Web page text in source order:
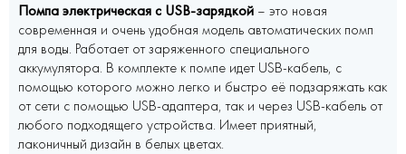
Помпа электрическая с USB-зарядкой – это новая
современная и очень удобная модель автоматических помп
для воды. Работает от заряженного специального
аккумулятора. В комплекте к помпе идет USB-кабель, с
помощью которого можно легко и быстро её подзаряжать как
от сети с помощью USB-адаптера, так и через USB-кабель от
любого подходящего устройства. Имеет приятный,
лаконичный дизайн в белых цветах.